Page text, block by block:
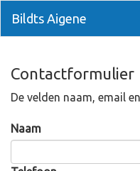
Bildts Aigene
Contactformulier
De velden naam, email
Naam